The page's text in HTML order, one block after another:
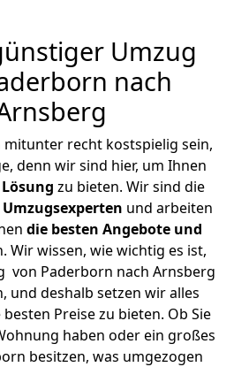
Umzug
nach
mitunter recht kostspielig sein,
denn wir sind hier, um Ihnen
Lösung zu bieten. Wir sind die
und arbeiten
die besten Angebote und
Wir wissen, wie wichtig es ist,
von Paderborn nach Arnsberg
und deshalb setzen wir alles
Preise zu bieten. Ob Sie
haben oder ein großes
besitzen, was umgezogen